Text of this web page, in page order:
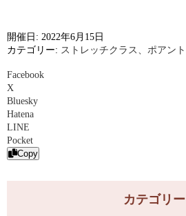
開催日: 2022年6月15日
カテゴリー: ストレッチクラス、ポアント
Facebook
X
Bluesky
Hatena
LINE
Pocket
Copy
カテゴリー